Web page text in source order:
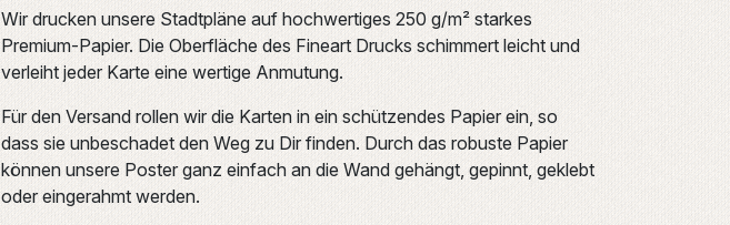
Wir drucken unsere Stadtpläne auf hochwertiges 250 g/m² starkes
Premium-Papier. Die Oberfläche des Fineart Drucks schimmert leicht und
verleiht jeder Karte eine wertige Anmutung.
Für den Versand rollen wir die Karten in ein schützendes Papier ein, so
dass sie unbeschadet den Weg zu Dir finden. Durch das robuste Papier
können unsere Poster ganz einfach an die Wand gehängt, gepinnt, geklebt
oder eingerahmt werden.